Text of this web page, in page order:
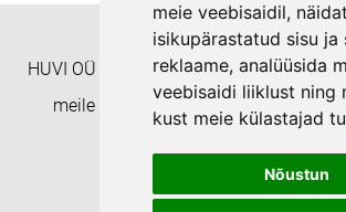
meie veebisaidil,
isikupärastatud sisu ja
reklaame, analüüsida
veebisaidi liiklust ning
kust meie külastajad
Nõustun
HUVI OÜ Täienduskoolitusasutus EHISe
meile numbril +372 55938233 või
Privaatsuspoliitika